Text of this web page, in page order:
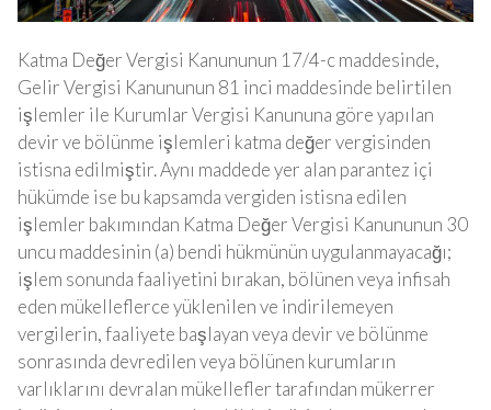
Katma Değer Vergisi Kanununun 17/4-c maddesinde,
Gelir Vergisi Kanununun 81 inci maddesinde belirtilen
işlemler ile Kurumlar Vergisi Kanununa göre yapılan
devir ve bölünme işlemleri katma değer vergisinden
istisna edilmiştir. Aynı maddede yer alan parantez içi
hükümde ise bu kapsamda vergiden istisna edilen
işlemler bakımından Katma Değer Vergisi Kanununun 30
uncu maddesinin (a) bendi hükmünün uygulanmayacağı;
işlem sonunda faaliyetini bırakan, bölünen veya infisah
eden mükelleflerce yüklenilen ve indirilemeyen
vergilerin, faaliyete başlayan veya devir ve bölünme
sonrasında devredilen veya bölünen kurumların
varlıklarını devralan mükellefler tarafından mükerrer